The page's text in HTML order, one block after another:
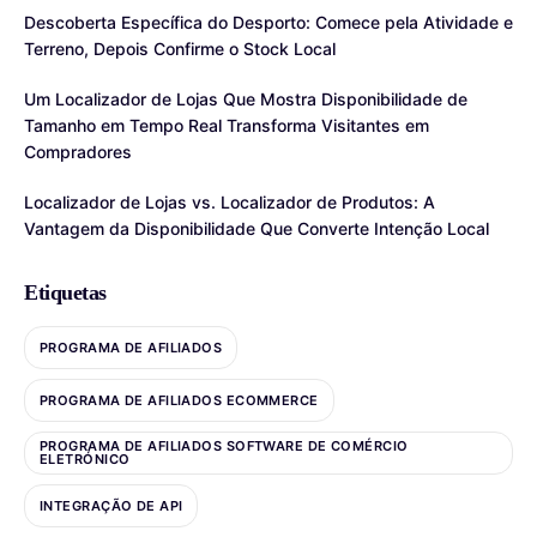
Descoberta Específica do Desporto: Comece pela Atividade e
Terreno, Depois Confirme o Stock Local
Um Localizador de Lojas Que Mostra Disponibilidade de
Tamanho em Tempo Real Transforma Visitantes em
Compradores
Localizador de Lojas vs. Localizador de Produtos: A
Vantagem da Disponibilidade Que Converte Intenção Local
Etiquetas
PROGRAMA DE AFILIADOS
PROGRAMA DE AFILIADOS ECOMMERCE
PROGRAMA DE AFILIADOS SOFTWARE DE COMÉRCIO
ELETRÓNICO
INTEGRAÇÃO DE API